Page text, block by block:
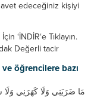
edeceğiniz kişiyi
içinde davet edin....
‘İNDİR‘e Tıklayın.
Değerli tacir
efendimiz de ticaret
öğrencilere bazı
مَا ضَرَبَنِي وَلَا كَهَرَنِي وَلَا